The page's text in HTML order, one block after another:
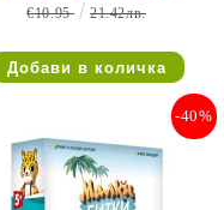
€10.95 21.42лв.
-40%